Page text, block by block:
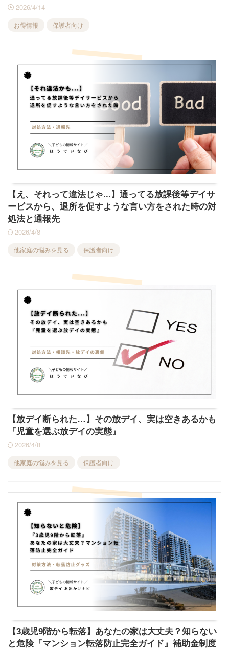
2026/4/14
お得情報 保護者向け
【え、それって違法じゃ...】通ってる放課後等デイサ
ービスから、退所を促すような言い方をされた時の対
処法と通報先
2026/4/8
他家庭の悩みを見る 保護者向け
【放デイ断られた…】その放デイ、実は空きあるかも
『児童を選ぶ放デイの実態』
2026/4/8
他家庭の悩みを見る 保護者向け
【3歳児9階から転落】あなたの家は大丈夫？知らない
と危険『マンション転落防止完全ガイド』補助金制度